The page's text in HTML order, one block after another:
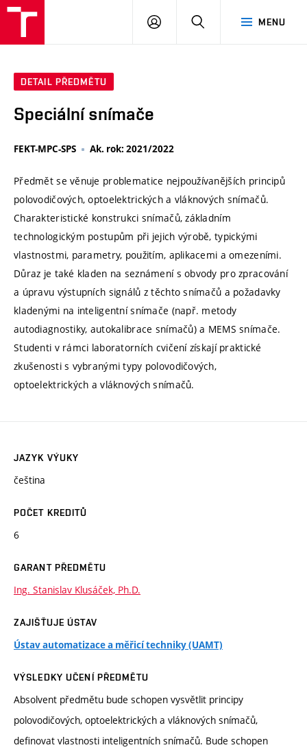
MENU
PŘIHLÁSIT
DETAIL PŘEDMĚTU
Speciální snímače
FEKT-MPC-SPS Ak. rok: 2021/2022
Předmět se věnuje problematice nejpoužívanějších principů
polovodičových, optoelektrických a vláknových snímačů.
Charakteristické konstrukci snímačů, základním
technologickým postupům při jejich výrobě, typickými
vlastnostmi, parametry, použitím, aplikacemi a omezeními.
Důraz je také kladen na seznámení s obvody pro zpracování
a úpravu výstupních signálů z těchto snímačů a požadavky
kladenými na inteligentní snímače (např. metody
autodiagnostiky, autokalibrace snímačů) a MEMS snímače.
Studenti v rámci laboratorních cvičení získají praktické
zkušenosti s vybranými typy polovodičových,
optoelektrických a vláknových snímačů.
JAZYK VÝUKY
čeština
POČET KREDITŮ
6
GARANT PŘEDMĚTU
Ing. Stanislav Klusáček, Ph.D.
ZAJIŠŤUJE ÚSTAV
Ústav automatizace a měřicí techniky (UAMT)
VÝSLEDKY UČENÍ PŘEDMĚTU
Absolvent předmětu bude schopen vysvětlit principy
polovodičových, optoelektrických a vláknových snímačů,
definovat vlastnosti inteligentních snímačů. Bude schopen